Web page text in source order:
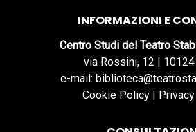
INFORMAZIONI E
Centro Studi del Teatro
via Rossini, 12 | 10124
e-mail:
Cookie Policy |